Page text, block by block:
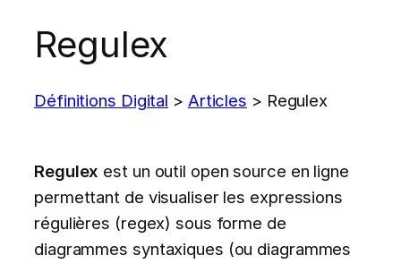
Regulex
Définitions Digital > Articles > Regulex
Regulex est un outil open source en ligne
permettant de visualiser les expressions
régulières (regex) sous forme de
diagrammes syntaxiques (ou diagrammes